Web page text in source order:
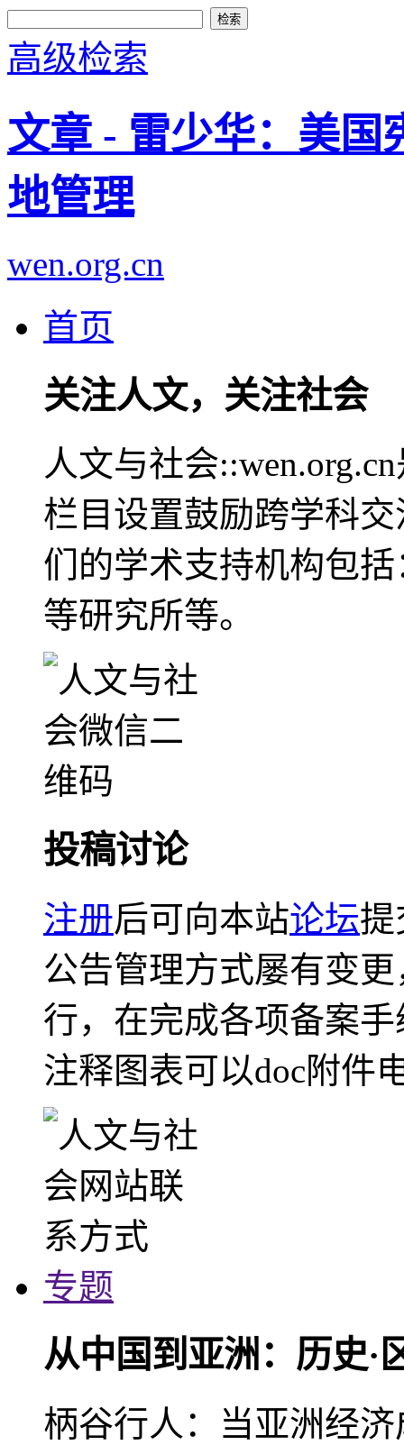
高级检索
文章 - 雷少华：美国
地管理
wen.org.cn
首页
关注人文，关注社会
人文与社会
栏目设置鼓励跨学科
们的学术支持机构包
等研究所等。
投稿讨论
注册后可向本站论坛提
公告管理方式屡有变
行，在完成各项备案
注释图表可以doc附件
专题
从中国到亚洲：历史·
柄谷行人：当亚洲经